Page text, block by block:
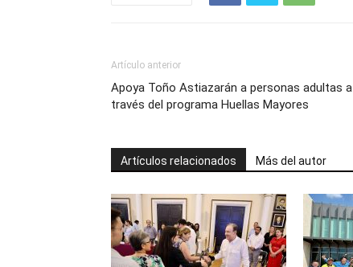
Artículo anterior
Apoya Toño Astiazarán a personas adultas a
través del programa Huellas Mayores
Artículos relacionados Más del autor